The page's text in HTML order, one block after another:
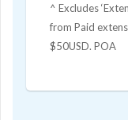
^ Excludes
from Paid
$50USD. POA